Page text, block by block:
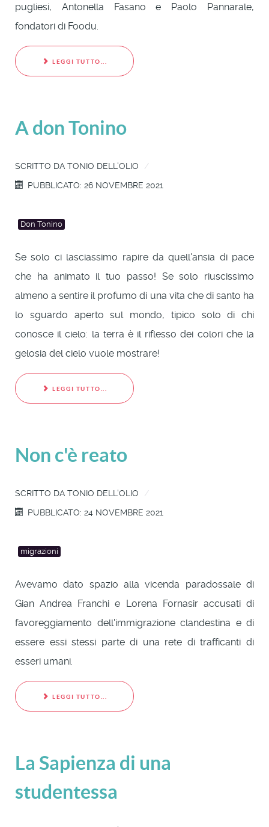
pugliesi, Antonella Fasano e Paolo Pannarale,
fondatori di Foodu.
LEGGI TUTTO...
A don Tonino
SCRITTO DA TONIO DELL'OLIO
PUBBLICATO: 26 NOVEMBRE 2021
Don Tonino
Se solo ci lasciassimo rapire da quell'ansia di pace
che ha animato il tuo passo! Se solo riuscissimo
almeno a sentire il profumo di una vita che di santo ha
lo sguardo aperto sul mondo, tipico solo di chi
conosce il cielo: la terra è il riflesso dei colori che la
gelosia del cielo vuole mostrare!
LEGGI TUTTO...
Non c'è reato
SCRITTO DA TONIO DELL'OLIO
PUBBLICATO: 24 NOVEMBRE 2021
migrazioni
Avevamo dato spazio alla vicenda paradossale di
Gian Andrea Franchi e Lorena Fornasir accusati di
favoreggiamento dell'immigrazione clandestina e di
essere essi stessi parte di una rete di trafficanti di
esseri umani.
LEGGI TUTTO...
La Sapienza di una
studentessa